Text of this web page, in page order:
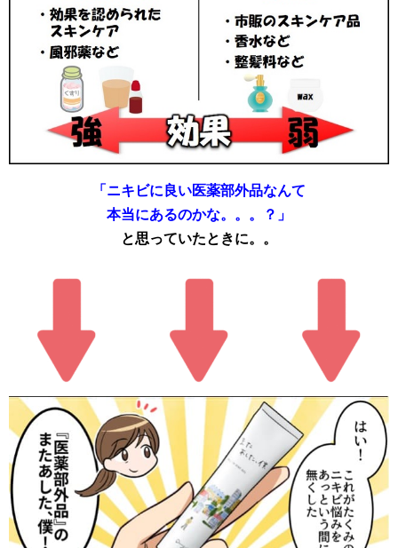
「ニキビに良い医薬部外品なんて
本当にあるのかな。。。？」
と思っていたときに。。